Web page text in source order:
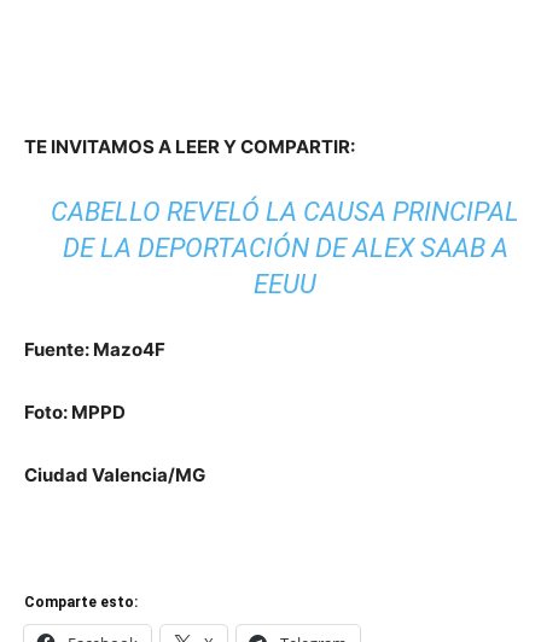
TE INVITAMOS A LEER Y COMPARTIR:
CABELLO REVELÓ LA CAUSA PRINCIPAL
DE LA DEPORTACIÓN DE ALEX SAAB A
EEUU
Fuente: Mazo4F
Foto: MPPD
Ciudad Valencia/MG
Comparte esto: